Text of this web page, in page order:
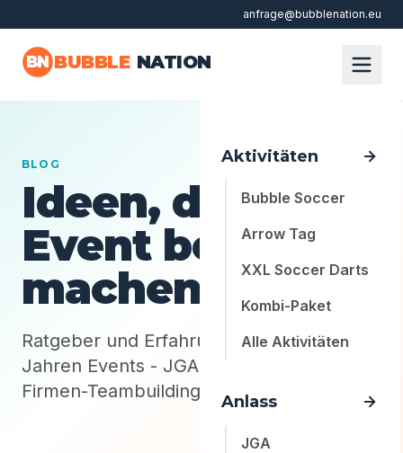
anfrage@bubblenation.eu
BN BUBBLE NATION
Aktivitäten
Bubble Soccer
Arrow Tag
XXL Soccer Darts
Kombi-Paket
Alle Aktivitäten
Anlass
JGA
BLOG
Ideen, die dein
Event besser
machen
Ratgeber und Erfahrungen aus 10+
Jahren Events - JGA, Kindergeburtstag,
Firmen-Teambuilding.